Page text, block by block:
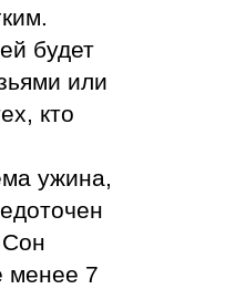
будет
или
кто
ужина,
Сон
менее 7